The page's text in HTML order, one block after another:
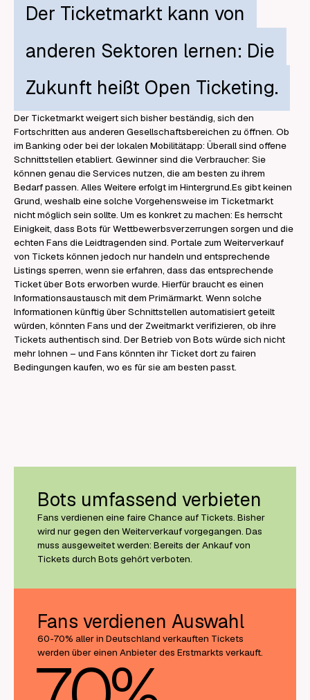
Der Ticketmarkt kann von
anderen Sektoren lernen: Die
Zukunft heißt Open Ticketing.
Der Ticketmarkt weigert sich bisher beständig, sich den
Fortschritten aus anderen Gesellschaftsbereichen zu öffnen. Ob
im Banking oder bei der lokalen Mobilitätapp: Überall sind offene
Schnittstellen etabliert. Gewinner sind die Verbraucher: Sie
können genau die Services nutzen, die am besten zu ihrem
Bedarf passen. Alles Weitere erfolgt im Hintergrund.Es gibt keinen
Grund, weshalb eine solche Vorgehensweise im Ticketmarkt
nicht möglich sein sollte. Um es konkret zu machen: Es herrscht
Einigkeit, dass Bots für Wettbewerbsverzerrungen sorgen und die
echten Fans die Leidtragenden sind. Portale zum Weiterverkauf
von Tickets können jedoch nur handeln und entsprechende
Listings sperren, wenn sie erfahren, dass das entsprechende
Ticket über Bots erworben wurde. Hierfür braucht es einen
Informationsaustausch mit dem Primärmarkt. Wenn solche
Informationen künftig über Schnittstellen automatisiert geteilt
würden, könnten Fans und der Zweitmarkt verifizieren, ob ihre
Tickets authentisch sind. Der Betrieb von Bots würde sich nicht
mehr lohnen – und Fans könnten ihr Ticket dort zu fairen
Bedingungen kaufen, wo es für sie am besten passt.
Bots umfassend verbieten
Fans verdienen eine faire Chance auf Tickets. Bisher
wird nur gegen den Weiterverkauf vorgegangen. Das
muss ausgeweitet werden: Bereits der Ankauf von
Tickets durch Bots gehört verboten.
Fans verdienen Auswahl
60-70% aller in Deutschland verkauften Tickets
werden über einen Anbieter des Erstmarkts verkauft.